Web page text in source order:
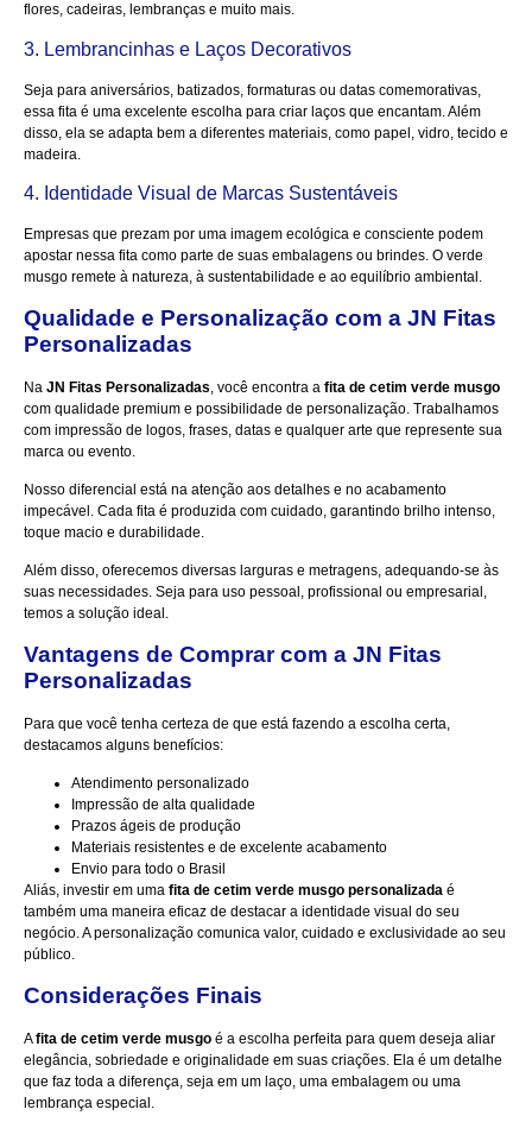
flores, cadeiras, lembranças e muito mais.
3. Lembrancinhas e Laços Decorativos
Seja para aniversários, batizados, formaturas ou datas comemorativas,
essa fita é uma excelente escolha para criar laços que encantam. Além
disso, ela se adapta bem a diferentes materiais, como papel, vidro, tecido e
madeira.
4. Identidade Visual de Marcas Sustentáveis
Empresas que prezam por uma imagem ecológica e consciente podem
apostar nessa fita como parte de suas embalagens ou brindes. O verde
musgo remete à natureza, à sustentabilidade e ao equilíbrio ambiental.
Qualidade e Personalização com a JN Fitas
Personalizadas
Na JN Fitas Personalizadas , você encontra a fita de cetim verde musgo
com qualidade premium e possibilidade de personalização. Trabalhamos
com impressão de logos, frases, datas e qualquer arte que represente sua
marca ou evento.
Nosso diferencial está na atenção aos detalhes e no acabamento
impecável. Cada fita é produzida com cuidado, garantindo brilho intenso,
toque macio e durabilidade.
Além disso, oferecemos diversas larguras e metragens, adequando-se às
suas necessidades. Seja para uso pessoal, profissional ou empresarial,
temos a solução ideal.
Vantagens de Comprar com a JN Fitas
Personalizadas
Para que você tenha certeza de que está fazendo a escolha certa,
destacamos alguns benefícios:
Atendimento personalizado
Impressão de alta qualidade
Prazos ágeis de produção
Materiais resistentes e de excelente acabamento
Envio para todo o Brasil
Aliás, investir em uma fita de cetim verde musgo personalizada é
também uma maneira eficaz de destacar a identidade visual do seu
negócio. A personalização comunica valor, cuidado e exclusividade ao seu
público.
Considerações Finais
Afita de cetim verde musgo é a escolha perfeita para quem deseja aliar
elegância, sobriedade e originalidade em suas criações. Ela é um detalhe
que faz toda a diferença, seja em um laço, uma embalagem ou uma
lembrança especial.